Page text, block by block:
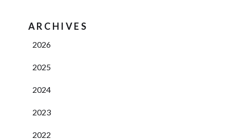
ARCHIVES
2026
2025
2024
2023
2022